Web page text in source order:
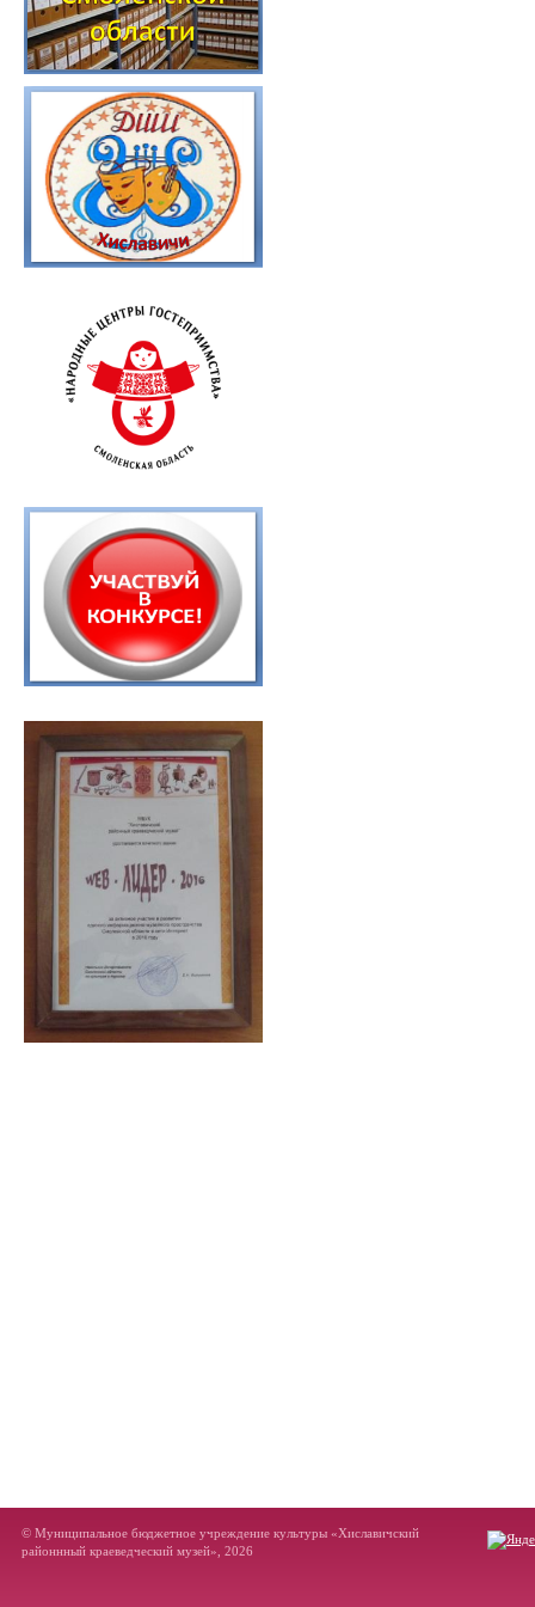
© Муниципальное бюджетное учреждение культуры «Хиславичский
районнный краеведческий музей», 2026